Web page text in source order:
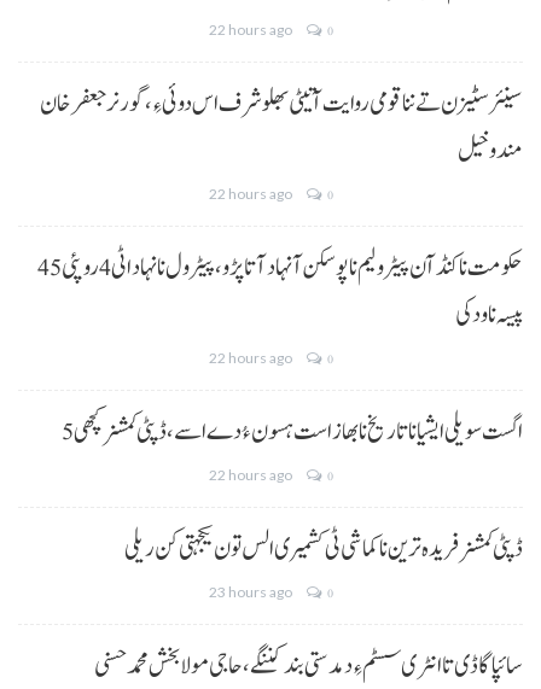
22 hours ago 0
سینئر سٹیزن تے ننا قومی روایت آتیٹی بھلو شرف اس دوئی ءِ،گورنر جعفرخان
مندوخیل
22 hours ago 0
حکومت نا کنڈ آن پیٹرولیم نا پوسکن آ نہاد آتا پڑو،پیٹرول نا نہاد اٹی 4 روپئی 45
پیسہ نا ودکی
22 hours ago 0
5 اگست سویلی ایشیا نا تاریخ نا بھاز است ہسون ءُ دے اسے،ڈپٹی کمشنر کچھی
22 hours ago 0
ڈپٹی کمشنر فریدہ ترین نا کماشی ٹی کشمیری الس تون یکجہتی کن ریلی
23 hours ago 0
سائپا گاڈی تا انٹری سسٹم ءِ دمدستی بند کننگے، حاجی مولا بخش محمد حسنی